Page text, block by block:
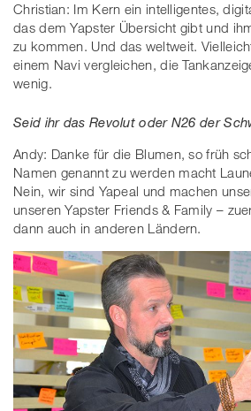
Christian: Im Kern ein intelligentes,
das dem Yapster Übersicht gibt und
zu kommen. Und das weltweit.
einem Navi vergleichen, die
wenig.
Seid ihr das Revolut oder N26 der
Andy: Danke für die Blumen, so früh
Namen genannt zu werden macht
Nein, wir sind Yapeal und machen
unseren Yapster Friends & Family –
dann auch in anderen Ländern.